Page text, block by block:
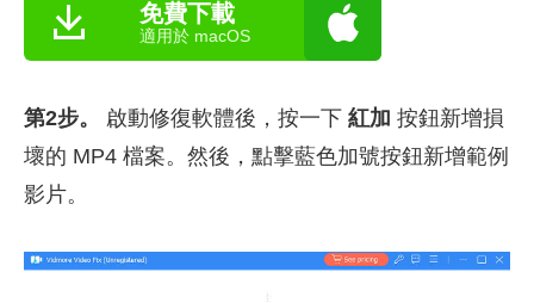
免費下載
適用於 macOS
第2步。 啟動修復軟體後，按一下 紅加 按鈕新增損
壞的 MP4 檔案。然後，點擊藍色加號按鈕新增範例
影片。